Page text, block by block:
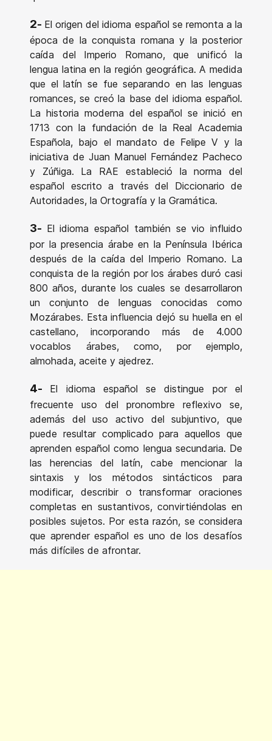
2- El origen del idioma español se remonta a la
época de la conquista romana y la posterior
caída del Imperio Romano, que unificó la
lengua latina en la región geográfica. A medida
que el latín se fue separando en las lenguas
romances, se creó la base del idioma español.
La historia moderna del español se inició en
1713 con la fundación de la Real Academia
Española, bajo el mandato de Felipe V y la
iniciativa de Juan Manuel Fernández Pacheco
y Zúñiga. La RAE estableció la norma del
español escrito a través del Diccionario de
Autoridades, la Ortografía y la Gramática.
3- El idioma español también se vio influido
por la presencia árabe en la Península Ibérica
después de la caída del Imperio Romano. La
conquista de la región por los árabes duró casi
800 años, durante los cuales se desarrollaron
un conjunto de lenguas conocidas como
Mozárabes. Esta influencia dejó su huella en el
castellano, incorporando más de 4.000
vocablos árabes, como, por ejemplo,
almohada, aceite y ajedrez.
4-
El idioma español se distingue por el
frecuente uso del pronombre reflexivo se,
además del uso activo del subjuntivo, que
puede resultar complicado para aquellos que
aprenden español como lengua secundaria. De
las herencias del latín, cabe mencionar la
sintaxis y los métodos sintácticos para
modificar, describir o transformar oraciones
completas en sustantivos, convirtiéndolas en
posibles sujetos. Por esta razón, se considera
que aprender español es uno de los desafíos
más difíciles de afrontar.